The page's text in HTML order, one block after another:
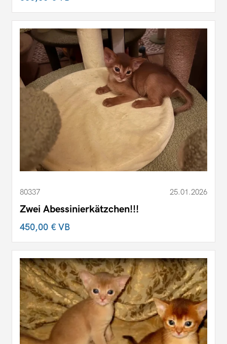
80337 25.01.2026
Zwei Abessinierkätzchen!!!
450,00 €VB